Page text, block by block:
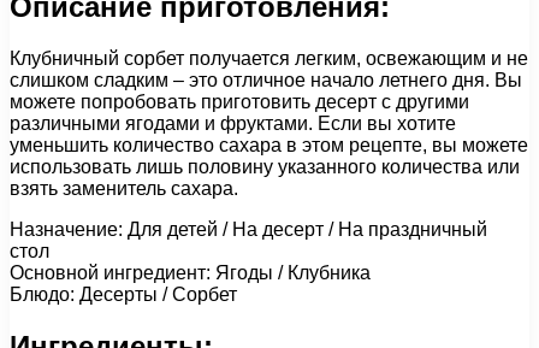
Клубничный сорбет получается легким, освежающим и не
слишком сладким – это отличное начало летнего дня. Вы
можете попробовать приготовить десерт с другими
различными ягодами и фруктами. Если вы хотите
уменьшить количество сахара в этом рецепте, вы можете
использовать лишь половину указанного количества или
взять заменитель сахара.
Назначение: Для детей / На десерт / На праздничный
стол
Основной ингредиент: Ягоды / Клубника
Блюдо: Десерты / Сорбет